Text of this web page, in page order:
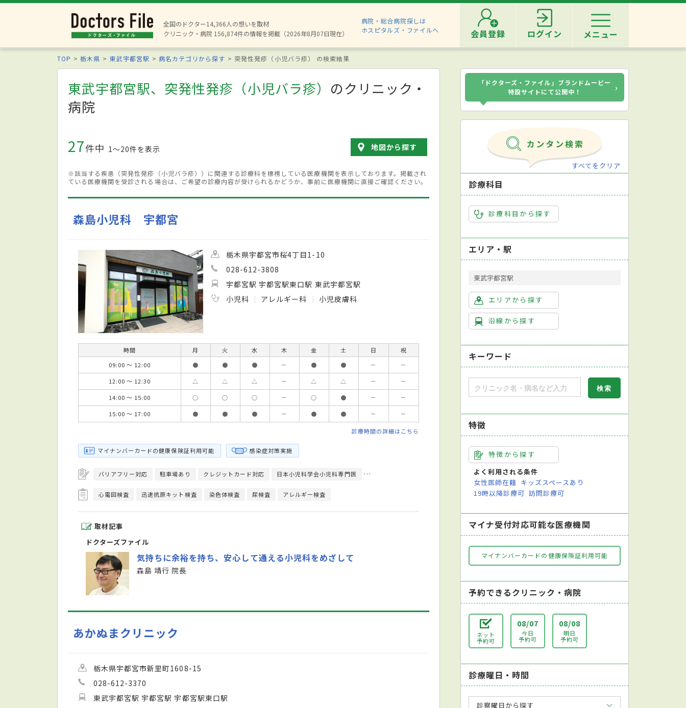
全国のドクター14,366人の想いを取材
クリニック・病院 156,874件の情報を掲載（2026年8月07日現在）
病院・総合病院探しは
ホスピタルズ・ファイルへ
会員登録 ログイン メニュー
TOP 栃木県 東武宇都宮駅 病名カテゴリから探す 突発性発疹（小児バラ疹） の検索結果
東武宇都宮駅、突発性発疹（小児バラ疹） のクリニック・
病院
27件中 1〜20件を表示 地図から探す
※該当する疾患（突発性発疹（小児バラ疹））に関連する診療科を標榜している医療機関を表示しております。掲載され
ている医療機関を受診される場合は、ご希望の診療内容が受けられるかどうか、事前に医療機関に直接ご確認ください。
森島小児科 宇都宮
栃木県宇都宮市桜4丁目1-10
028-612-3808
宇都宮駅 宇都宮駅東口駅 東武宇都宮駅
小児科
アレルギー科 小児皮膚科
時間 月 火 水 木 金 土 日
祝
09:00 ～ 12:00
● ● ● － ● ● －
－
12:00 ～ 12:30
△ △ △ － △ △ －
－
14:00 ～ 15:00
○ ○ ○ － ○ ● －
－
15:00 ～ 17:00
● ● ● － ● ● － －
診療時間の詳細はこちら
マイナンバーカードの健康保険証利用可能 感染症対策実施
バリアフリー対応 駐車場あり クレジットカード対応 日本小児科学会小児科専門医 日本人類遺伝学会臨床遺伝専門医
心電図検査 迅速抗原キット検査 染色体検査 尿検査 アレルギー検査
取材記事
ドクターズファイル
気持ちに余裕を持ち、安心して通える小児科をめざして
森島 靖行 院長
あかぬまクリニック
栃木県宇都宮市新里町1608-15
028-612-3370
東武宇都宮駅 宇都宮駅 宇都宮駅東口駅
「ドクターズ・ファイル」ブランドムービー
特設サイトにて公開中！
›
すべてをクリア
診療科目
診療科目から探す
エリア・駅
東武宇都宮駅
エリアから探す
沿線から探す
キーワード
特徴
特徴から探す
よく利用される条件
女性医師在籍 キッズスペースあり
19時以降診療可 訪問診療可
マイナ受付対応可能な医療機関
マイナンバーカードの健康保険証利用可能
予約できるクリニック・病院
ネット
予約可
08/07
今日
予約可
08/08
明日
予約可
診療曜日・時間
診察曜日から探す